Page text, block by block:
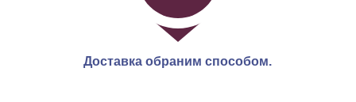
Доставка обраним способом.